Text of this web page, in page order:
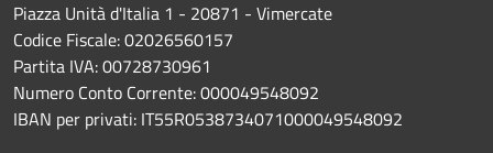
Piazza Unità d'Italia 1 - 20871 - Vimercate
Codice Fiscale: 02026560157
Partita IVA: 00728730961
Numero Conto Corrente: 000049548092
IBAN per privati: IT55R0538734071000049548092